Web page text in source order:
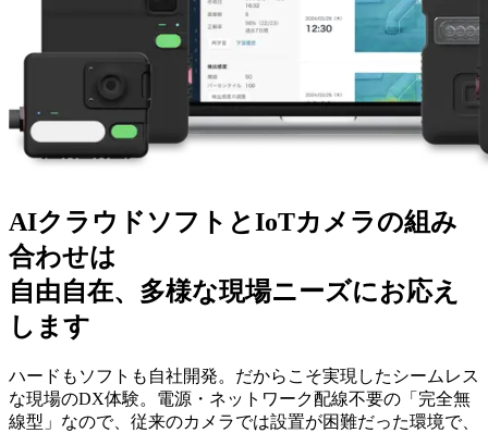
AIクラウドソフト とIoTカメラの組み
合わせは
自由自在、 多様な現場ニーズにお応え
します
ハードもソフトも自社開発。だからこそ実現したシームレス
な現場のDX体験。電源・ネットワーク配線不要の「完全無
線型」なので、従来のカメラでは設置が困難だった環境で、